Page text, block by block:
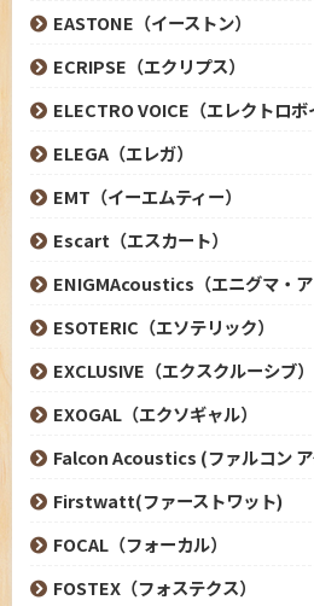
EASTONE（イーストン）
ECRIPSE（エクリプス）
ELECTRO VOICE（エレクトロボ
ELEGA（エレガ）
EMT（イーエムティー）
Escart（エスカート）
ENIGMAcoustics（エニグマ・ア
ESOTERIC（エソテリック）
EXCLUSIVE（エクスクルーシブ）
EXOGAL（エクソギャル）
Falcon Acoustics (ファルコン ア
Firstwatt(ファーストワット)
FOCAL（フォーカル）
FOSTEX（フォステクス）